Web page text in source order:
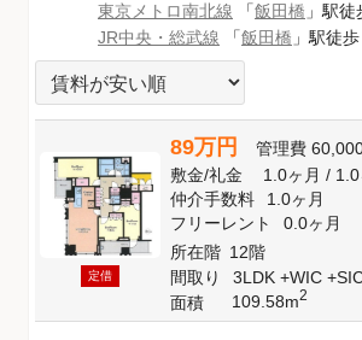
東京メトロ南北線 「飯田橋 」駅徒
JR中央・総武線 「飯田橋 」駅徒歩
定借
89万円 管理費
敷金/礼金 1.0ヶ月/ 1.0
仲介手数料
1.0ヶ月
フリーレント
0.0ヶ月
所在階 12階
間取り
3LDK +WIC
面積
109.58m2